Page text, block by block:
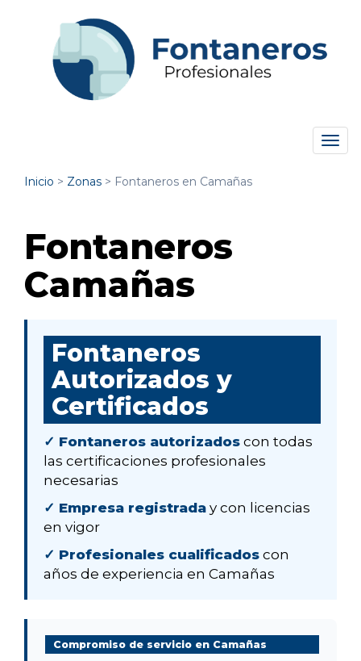
Inicio > Zonas > Fontaneros en Camañas
Fontaneros
Camañas
Fontaneros
Autorizados y
Certificados
✓ Fontaneros autorizados con todas
las certificaciones profesionales
necesarias
✓ Empresa registrada y con licencias
en vigor
✓ Profesionales cualificados con
años de experiencia en Camañas
Compromiso de servicio en Camañas